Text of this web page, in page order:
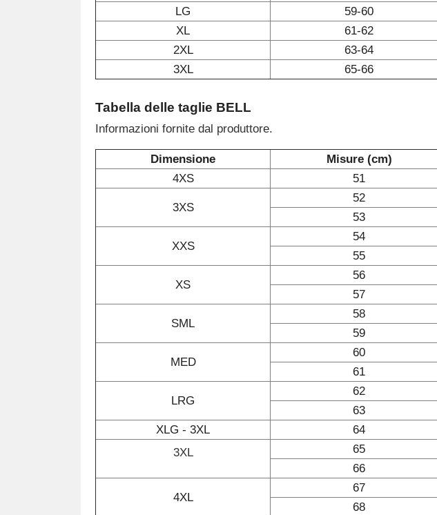
LG
59-60
XL
61-62
2XL
63-64
3XL
65-66
Tabella delle taglie BELL
Informazioni fornite dal produttore.
Dimensione
Misure (cm)
4XS
51
3XS
52
53
XXS
54
55
XS
56
57
SML
58
59
MED
60
61
LRG
62
63
XLG - 3XL
64
3XL
65
66
4XL
67
68